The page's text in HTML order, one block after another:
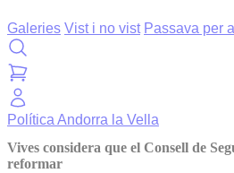
Galeries Vist i no vist Passava per
Política Andorra la Vella
Vives considera que el Consell de
reformar